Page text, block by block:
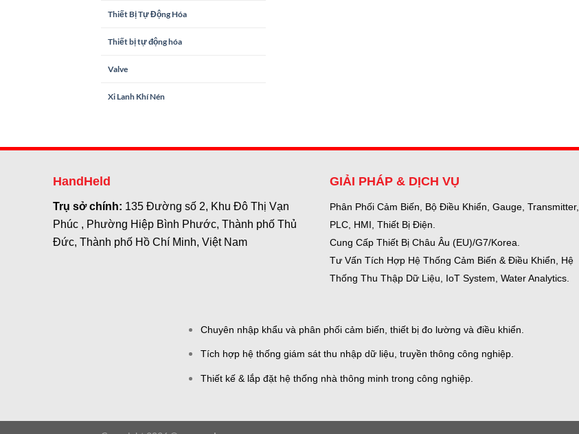
Thiết Bị Tự Động Hóa
Thiết bị tự động hóa
Valve
Xi Lanh Khí Nén
HandHeld
Trụ sở chính: 135 Đường số 2, Khu Đô Thị Vạn
Phúc , Phường Hiệp Bình Phước, Thành phố Thủ
Đức, Thành phố Hồ Chí Minh, Việt Nam
GIẢI PHÁP & DỊCH VỤ
Phân Phối Cảm Biến, Bộ Điều Khiển, Gauge, Transmitter,
PLC, HMI, Thiết Bị Điện.
Cung Cấp Thiết Bị Châu Âu (EU)/G7/Korea.
Tư Vấn Tích Hợp Hệ Thống Cảm Biến & Điều Khiển, Hệ
Thống Thu Thập Dữ Liệu, IoT System, Water Analytics.
Chuyên nhập khẩu và phân phối cảm biến, thiết bị đo lường và điều khiển.
Tích hợp hệ thống giám sát thu nhập dữ liệu, truyền thông công nghiệp.
Thiết kế & lắp đặt hệ thống nhà thông minh trong công nghiệp.